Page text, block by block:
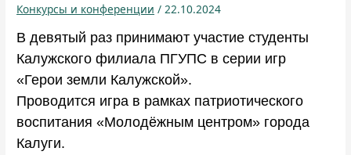
Конкурсы и конференции / 22.10.2024
В девятый раз принимают участие студенты
Калужского филиала ПГУПС в серии игр
«Герои земли Калужской».
Проводится игра в рамках патриотического
воспитания «Молодёжным центром» города
Калуги.